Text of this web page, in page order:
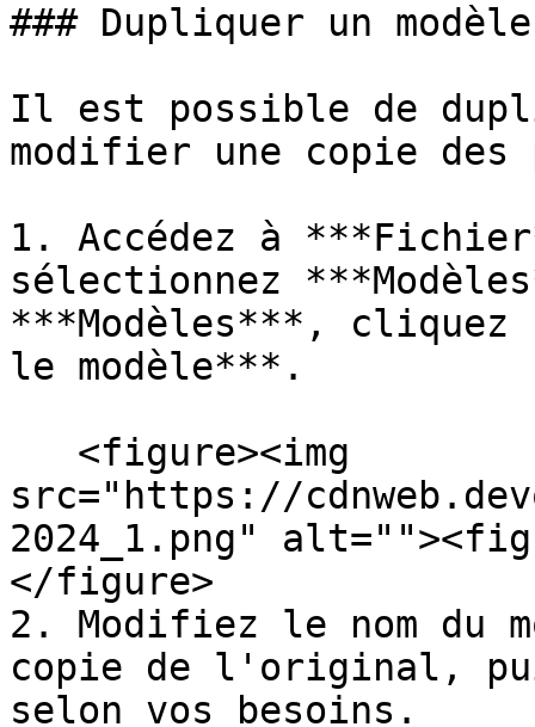
### Dupliquer un modèle
Il est possible de
modifier une copie
1. Accédez à
sélectionnez
***Modèles***,
le modèle***.
src="https://
2024_1.png"
</figure>
2. Modifiez le nom du
copie de l'original,
selon vos besoins.